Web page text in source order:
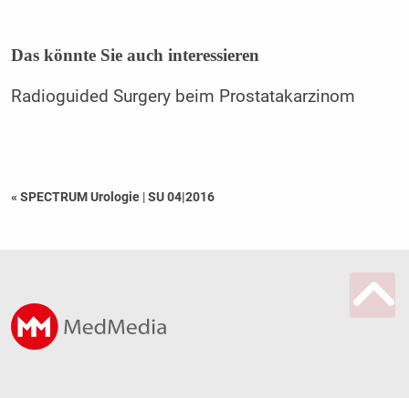
Das könnte Sie auch interessieren
Radioguided Surgery beim Prostatakarzinom
« SPECTRUM Urologie |SU 04|2016